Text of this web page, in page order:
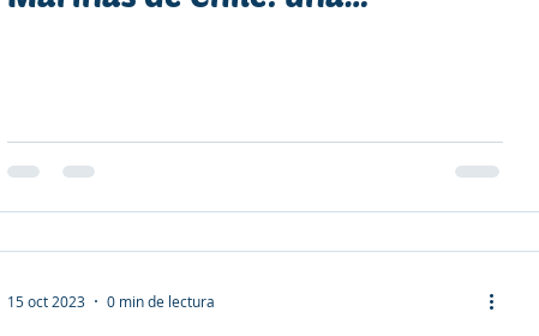
15 oct 2023 0 min de lectura